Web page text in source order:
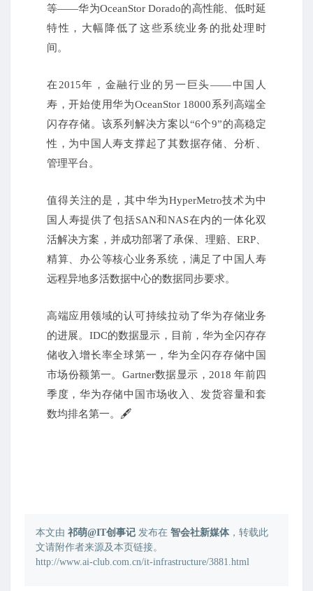
等——华为OceanStor Dorado的高性能、低时延
特性，大幅降低了这些系统业务的批处理时
间。
在2015年，金融行业的另一巨头——中国人
寿，开始使用华为OceanStor 18000系列高端全
闪存存储。该系列解决方案以“6个9”的高稳定
性，为中国人寿支撑起了其数据存储、分析、
管理平台。
值得关注的是，其中华为HyperMetro技术为中
国人寿提供了包括SAN和NAS在内的一体化双
活解决方案，并成功部署了承保、理赔、ERP、
精算、办公等核心业务系统，满足了中国人寿
远程异地多活数据中心的数据同步要求。
高端应用领域的认可持续拉动了华为存储业务
的进展。IDC的数据显示，目前，华为全闪存存
储收入增长率全球第一，华为全闪存存储中国
市场份额第一。Gartner数据显示，2018 年前四
季度，华为存储中国市场收入、发货容量和套
数均排名第一。🖋
本文由 祁萌@IT创事记 发布在 智会社新媒体，转载此
文请附作者来源及本页链接。
http://www.ai-club.com.cn/it-infrastructure/3881.html